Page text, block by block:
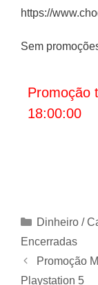
https://
Sem
Promoção
18:00:00
Categorias
Dinheiro /
Encerradas
Promoção
Playstation 5